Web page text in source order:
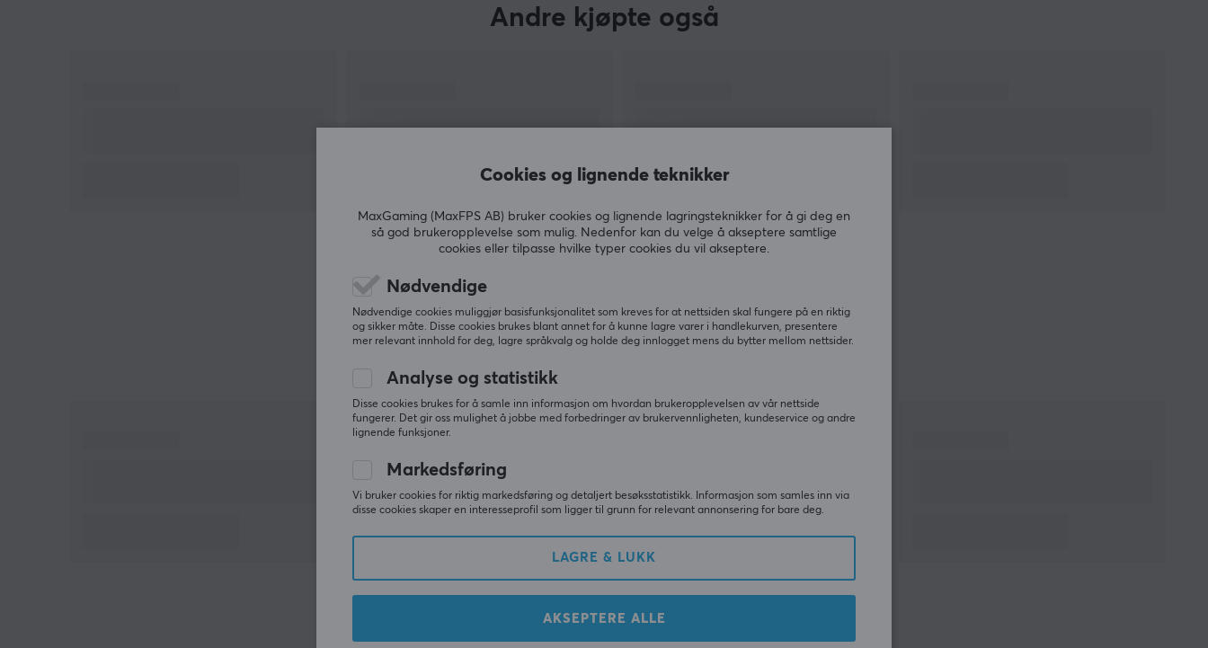
Andre kjøpte også
VIS MER
Andre så også
Cookies og lignende teknikker
MaxGaming (MaxFPS AB) bruker cookies og lignende lagringsteknikker for å gi deg en
så god brukeropplevelse som mulig. Nedenfor kan du velge å akseptere samtlige
cookies eller tilpasse hvilke typer cookies du vil akseptere.
Nødvendige
Nødvendige cookies muliggjør basisfunksjonalitet som kreves for at nettsiden skal fungere på en riktig
og sikker måte. Disse cookies brukes blant annet for å kunne lagre varer i handlekurven, presentere
mer relevant innhold for deg, lagre språkvalg og holde deg innlogget mens du bytter mellom nettsider.
Analyse og statistikk
Disse cookies brukes for å samle inn informasjon om hvordan brukeropplevelsen av vår nettside
fungerer. Det gir oss mulighet å jobbe med forbedringer av brukervennligheten, kundeservice og andre
lignende funksjoner.
Markedsføring
Vi bruker cookies for riktig markedsføring og detaljert besøksstatistikk. Informasjon som samles inn via
disse cookies skaper en interesseprofil som ligger til grunn for relevant annonsering for bare deg.
LAGRE & LUKK
AKSEPTERE ALLE